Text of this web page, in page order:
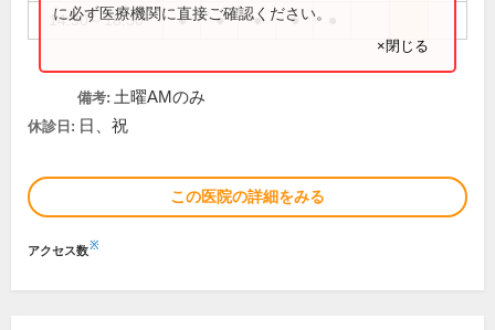
14:30～18:30 ● ● ● ●
に必ず医療機関に直接ご確認ください。
×閉じる
備考: 土曜AMのみ
休診日: 日、祝
この医院の詳細をみる
アクセス数※